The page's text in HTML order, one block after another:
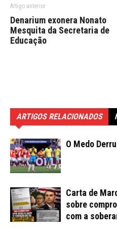
Artigo anterior
Denarium exonera Nonato
Mesquita da Secretaria de
Educação
ARTIGOS RELACIONADOS
O Medo
Carta de
sobre
com a